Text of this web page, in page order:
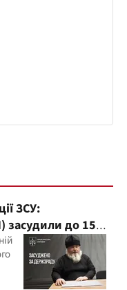
ЗСУ:
до 15